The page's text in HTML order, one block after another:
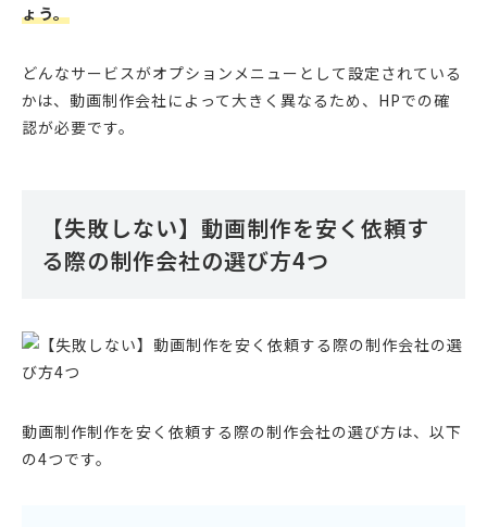
ょう。
どんなサービスがオプションメニューとして設定されている
かは、動画制作会社によって大きく異なるため、HPでの確
認が必要です。
【失敗しない】動画制作を安く依頼す
る際の制作会社の選び方4つ
動画制作制作を安く依頼する際の制作会社の選び方は、以下
の4つです。